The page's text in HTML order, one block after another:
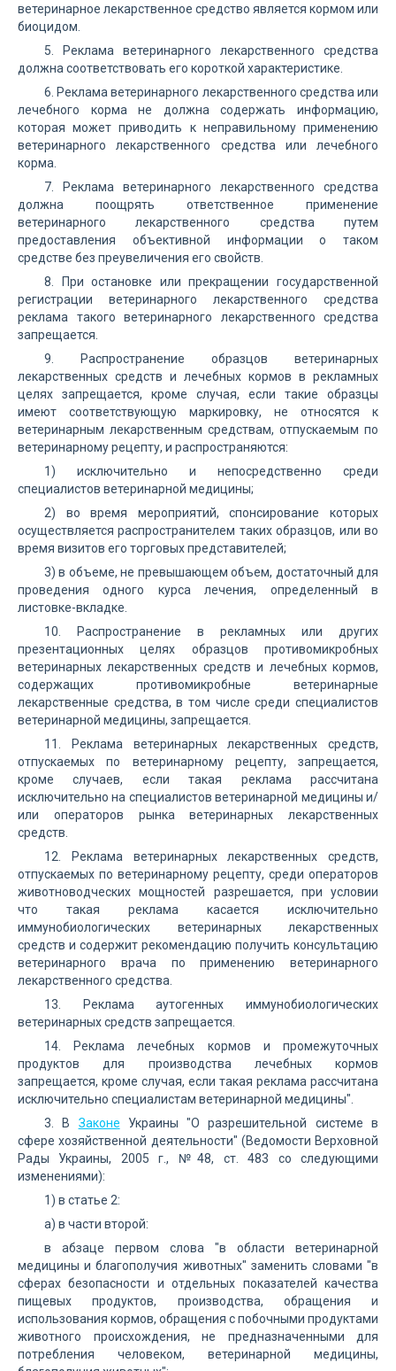
ветеринарное лекарственное средство является кормом или
биоцидом.
5. Реклама ветеринарного лекарственного средства
должна соответствовать его короткой характеристике.
6. Реклама ветеринарного лекарственного средства или
лечебного корма не должна содержать информацию,
которая может приводить к неправильному применению
ветеринарного лекарственного средства или лечебного
корма.
7. Реклама ветеринарного лекарственного средства
должна поощрять ответственное применение
ветеринарного лекарственного средства путем
предоставления объективной информации о таком
средстве без преувеличения его свойств.
8. При остановке или прекращении государственной
регистрации ветеринарного лекарственного средства
реклама такого ветеринарного лекарственного средства
запрещается.
9. Распространение образцов ветеринарных
лекарственных средств и лечебных кормов в рекламных
целях запрещается, кроме случая, если такие образцы
имеют соответствующую маркировку, не относятся к
ветеринарным лекарственным средствам, отпускаемым по
ветеринарному рецепту, и распространяются:
1) исключительно и непосредственно среди
специалистов ветеринарной медицины;
2) во время мероприятий, спонсирование которых
осуществляется распространителем таких образцов, или во
время визитов его торговых представителей;
3) в объеме, не превышающем объем, достаточный для
проведения одного курса лечения, определенный в
листовке-вкладке.
10. Распространение в рекламных или других
презентационных целях образцов противомикробных
ветеринарных лекарственных средств и лечебных кормов,
содержащих противомикробные ветеринарные
лекарственные средства, в том числе среди специалистов
ветеринарной медицины, запрещается.
11. Реклама ветеринарных лекарственных средств,
отпускаемых по ветеринарному рецепту, запрещается,
кроме случаев, если такая реклама рассчитана
исключительно на специалистов ветеринарной медицины и/
или операторов рынка ветеринарных лекарственных
средств.
12. Реклама ветеринарных лекарственных средств,
отпускаемых по ветеринарному рецепту, среди операторов
животноводческих мощностей разрешается, при условии
что такая реклама касается исключительно
иммунобиологических ветеринарных лекарственных
средств и содержит рекомендацию получить консультацию
ветеринарного врача по применению ветеринарного
лекарственного средства.
13. Реклама аутогенных иммунобиологических
ветеринарных средств запрещается.
14. Реклама лечебных кормов и промежуточных
продуктов для производства лечебных кормов
запрещается, кроме случая, если такая реклама рассчитана
исключительно специалистам ветеринарной медицины".
3. В Законе Украины "О разрешительной системе в
сфере хозяйственной деятельности" (Ведомости Верховной
Рады Украины, 2005 г., №48, ст. 483 со следующими
изменениями):
1) в статье 2:
а) в части второй:
в абзаце первом слова "в области ветеринарной
медицины и благополучия животных" заменить словами "в
сферах безопасности и отдельных показателей качества
пищевых продуктов, производства, обращения и
использования кормов, обращения с побочными продуктами
животного происхождения, не предназначенными для
потребления человеком, ветеринарной медицины,